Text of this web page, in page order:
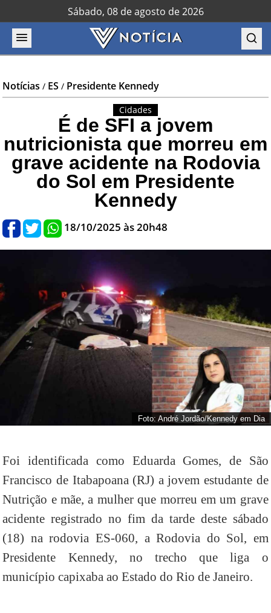
Sábado, 08 de agosto de 2026
Notícias / ES / Presidente Kennedy
Cidades
É de SFI a jovem
nutricionista que morreu em
grave acidente na Rodovia
do Sol em Presidente
Kennedy
18/10/2025 às 20h48
Foto: André Jordão/Kennedy em Dia
Foi identificada como Eduarda Gomes, de São
Francisco de Itabapoana (RJ) a jovem estudante de
Nutrição e mãe, a mulher que morreu em um grave
acidente registrado no fim da tarde deste sábado
(18) na rodovia ES-060, a Rodovia do Sol, em
Presidente Kennedy, no trecho que liga o
município capixaba ao Estado do Rio de Janeiro.